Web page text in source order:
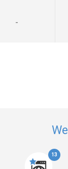
-
13